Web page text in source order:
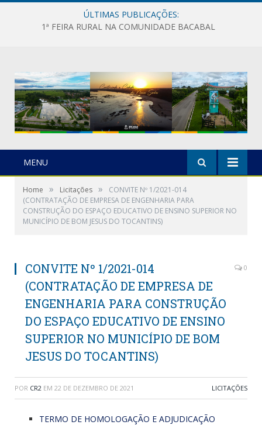
ÚLTIMAS PUBLICAÇÕES:
1ª FEIRA RURAL NA COMUNIDADE BACABAL
MENU
Home » Licitações »
CONVITE Nº 1/2021-014
(CONTRATAÇÃO DE EMPRESA DE ENGENHARIA PARA
CONSTRUÇÃO DO ESPAÇO EDUCATIVO DE ENSINO SUPERIOR NO
MUNICÍPIO DE BOM JESUS DO TOCANTINS)
CONVITE Nº 1/2021-014
(CONTRATAÇÃO DE EMPRESA DE
ENGENHARIA PARA CONSTRUÇÃO
DO ESPAÇO EDUCATIVO DE ENSINO
SUPERIOR NO MUNICÍPIO DE BOM
JESUS DO TOCANTINS)
0
POR CR2 EM 22 DE DEZEMBRO DE 2021 LICITAÇÕES
TERMO DE HOMOLOGAÇÃO E ADJUDICAÇÃO